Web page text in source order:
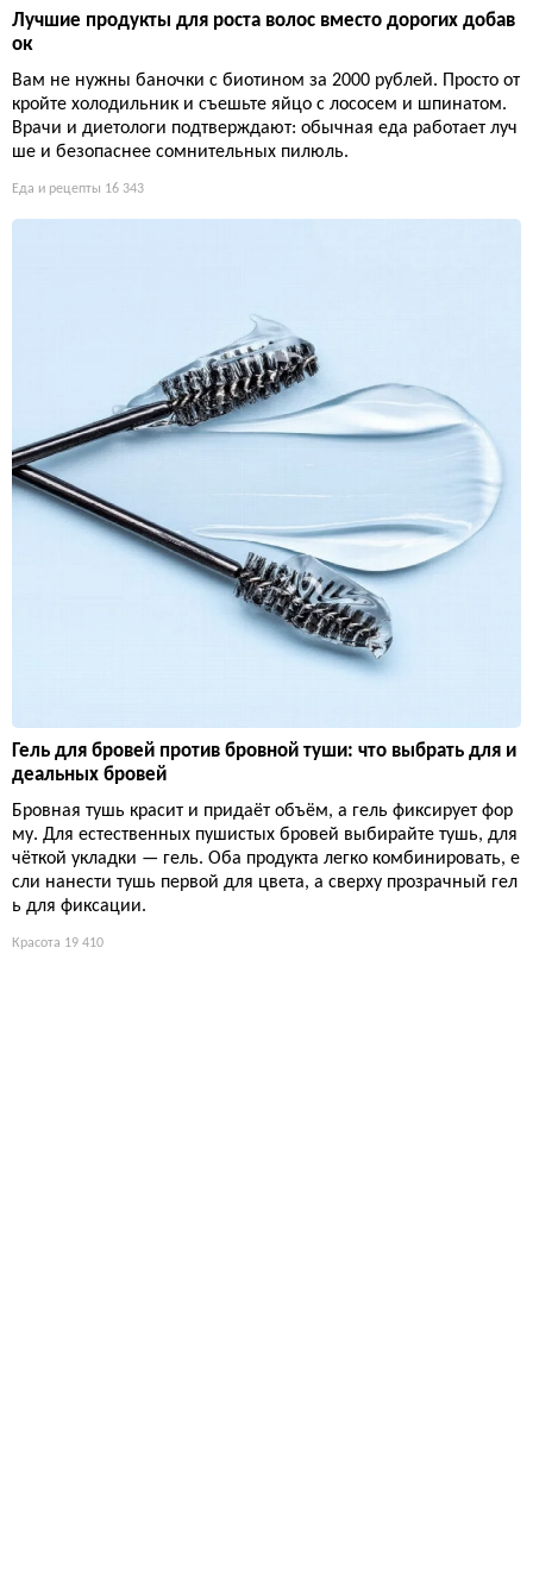
Лучшие продукты для роста волос вместо дорогих добав
ок
Вам не нужны баночки с биотином за 2000 рублей. Просто от
кройте холодильник и съешьте яйцо с лососем и шпинатом.
Врачи и диетологи подтверждают: обычная еда работает луч
ше и безопаснее сомнительных пилюль.
Еда и рецепты 16 343
Гель для бровей против бровной туши: что выбрать для и
деальных бровей
Бровная тушь красит и придаёт объём, а гель фиксирует фор
му. Для естественных пушистых бровей выбирайте тушь, для
чёткой укладки — гель. Оба продукта легко комбинировать, е
сли нанести тушь первой для цвета, а сверху прозрачный гел
ь для фиксации.
Красота 19 410